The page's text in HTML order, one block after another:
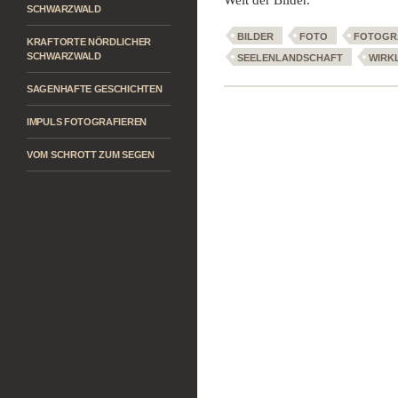
BILDER FOTO
SEELENLANDSCHAFT
SCHWARZWALD
KRAFTORTE NÖRDLICHER
SCHWARZWALD
SAGENHAFTE GESCHICHTEN
IMPULS FOTOGRAFIEREN
VOM SCHROTT ZUM SEGEN